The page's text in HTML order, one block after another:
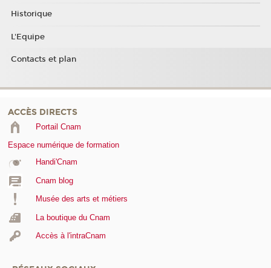
Historique
L'Equipe
Contacts et plan
ACCÈS DIRECTS
Portail Cnam
Espace numérique de formation
Handi'Cnam
Cnam blog
Musée des arts et métiers
La boutique du Cnam
Accès à l'intraCnam